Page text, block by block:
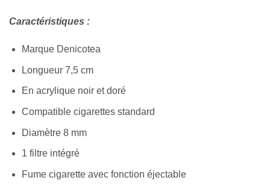
Caractéristiques :
Marque Denicotea
Longueur 7,5 cm
En acrylique noir et doré
Compatible cigarettes standard
Diamètre 8 mm
1 filtre intégré
Fume cigarette avec fonction éjectable